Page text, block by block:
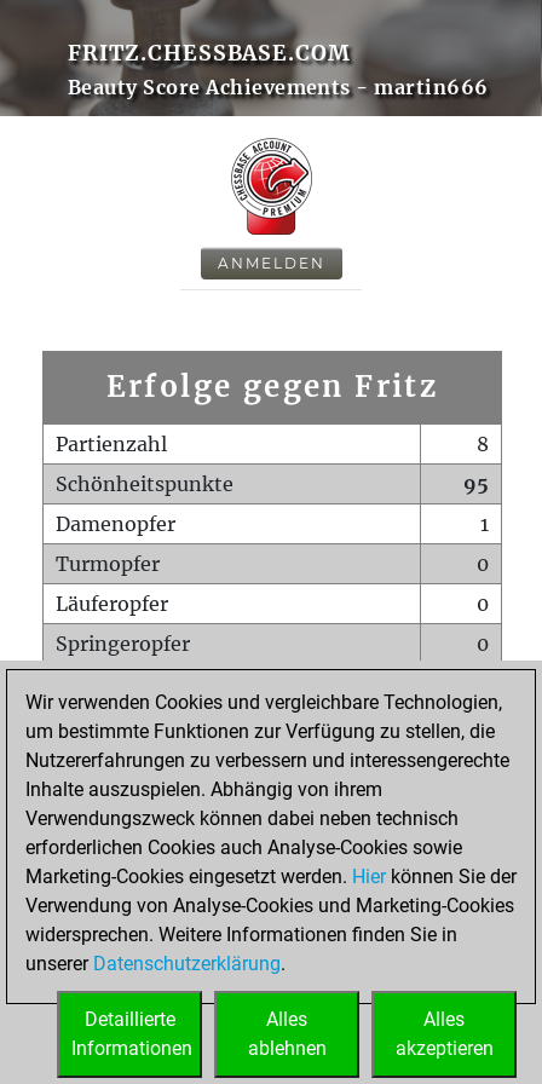
FRITZ.CHESSBASE.COM
Beauty Score Achievements - martin666
ANMELDEN
Erfolge gegen Fritz
Partienzahl
8
Schönheitspunkte
95
Damenopfer
1
Turmopfer
0
Läuferopfer
0
Springeropfer
0
Matt auf vollem Brett
0
Bauer setzt Matt
0
Erstickte Matts
Unterverwandlungen
Türme auf der siebten
1
STARTSEITE
Wir verwenden Cookies und vergleichbare Technologien,
um bestimmte Funktionen zur Verfügung zu stellen, die
Nutzererfahrungen zu verbessern und interessengerechte
Inhalte auszuspielen. Abhängig von ihrem
Verwendungszweck können dabei neben technisch
erforderlichen Cookies auch Analyse-Cookies sowie
Marketing-Cookies eingesetzt werden. Hierkönnen Sie der
Verwendung von Analyse-Cookies und Marketing-Cookies
widersprechen. Weitere Informationen finden Sie in
unserer Datenschutzerklärung.
Alles
akzeptieren
Alles
ablehnen
Detaillierte
Informationen